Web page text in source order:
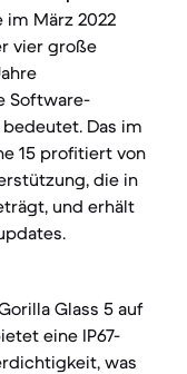
im März 2022
vier große
Software-
Das im
15 profitiert von
die in
und erhält
Glass 5 auf
eine IP67-
was